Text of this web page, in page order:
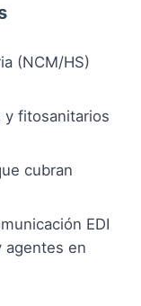
(NCM/HS)
y fitosanitarios
cubran
EDI
agentes en